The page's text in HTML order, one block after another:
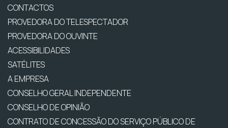
CONTACTOS
PROVEDORA DO TELESPECTADOR
PROVEDORA DO OUVINTE
ACESSIBILIDADES
SATÉLITES
A EMPRESA
CONSELHO GERAL INDEPENDENTE
CONSELHO DE OPINIÃO
CONTRATO DE CONCESSÃO DO SERVIÇO PÚBLICO DE